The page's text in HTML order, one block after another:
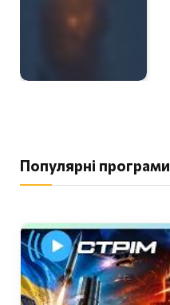
Популярні програми